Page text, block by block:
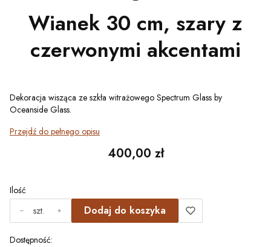
Wianek 30 cm, szary z
czerwonymi akcentami
Dekoracja wisząca ze szkła witrażowego Spectrum Glass by
Oceanside Glass.
Przejdź do pełnego opisu
Cena
400,00 zł
Ilość
szt.
Dodaj do koszyka
Dostępność: